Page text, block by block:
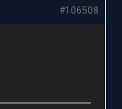
#106508